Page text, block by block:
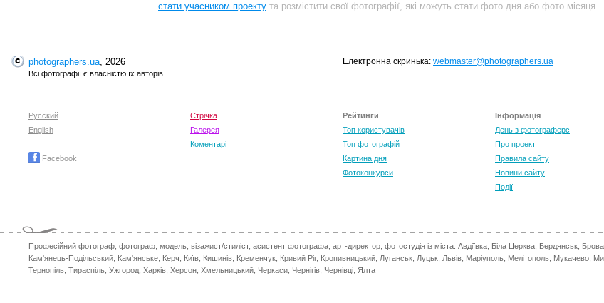
стати учасником проекту та розмістити свої фотографії, які можуть стати фото дня або фото місяця.
photographers.ua, 2026
Всі фотографії є власністю їх авторів.
Електронна скринька: webmaster@photographers.ua
Русский
English
Facebook
Стрічка
Галерея
Коментарі
Рейтинги
Топ користувачів
Топ фотографій
Картина дня
Фотоконкурси
Інформація
День з фотограферс
Про проект
Правила сайту
Новини сайту
Події
Професійний фотограф фотограф модель візажист/стиліст, асистент фотографа арт-директор фотостудія із міста: Авдіївка Біла Церква Бердянськ
Кам'янець-Подільський Кам'янське Керч Київ Кишинів Кременчук Кривий Ріг, Кропивницький Луганськ Луцьк Львів Маріуполь Мелітополь Мукачево
Тернопіль Тираспіль Ужгород Харків Херсон Хмельницький Черкаси Чернігів Чернівці Ялта